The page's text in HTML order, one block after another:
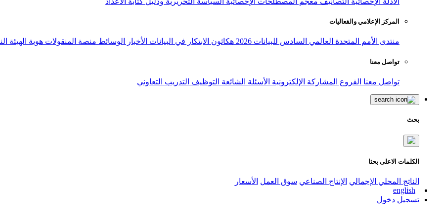
المركز الإعلامي والفعاليات
منتدى الأمم المتحدة العالمي السادس للبيانات 2026 هكاثون الابتكار في البيانات الأخبار الوسائط منصة المنقولات هوية الهيئة
تواصل معنا
تواصل معنا الفروع المشاركة الإلكترونية الأسئلة الشائعة التوظيف التدريب التعاوني
بحث
الكلمات الاعلى بحثا
الناتج المحلي الإجمالي الإنتاج الصناعي سوق العمل الأسعار
english
تسجيل دخول